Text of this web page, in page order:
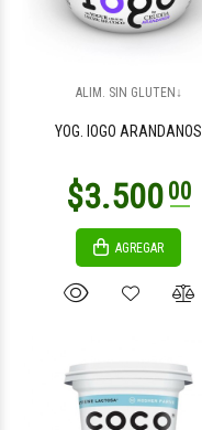
ALIM. SIN GLUTEN↓
YOG. IOGO ARANDANOS
AGREGAR